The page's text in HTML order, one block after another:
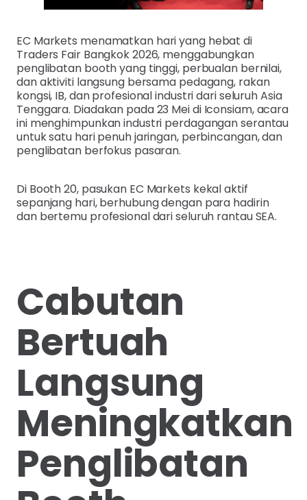
EC Markets menamatkan hari yang hebat di
Traders Fair Bangkok 2026, menggabungkan
penglibatan booth yang tinggi, perbualan bernilai,
dan aktiviti langsung bersama pedagang, rakan
kongsi, IB, dan profesional industri dari seluruh Asia
Tenggara. Diadakan pada 23 Mei di Iconsiam, acara
ini menghimpunkan industri perdagangan serantau
untuk satu hari penuh jaringan, perbincangan, dan
penglibatan berfokus pasaran.
Di Booth 20, pasukan EC Markets kekal aktif
sepanjang hari, berhubung dengan para hadirin
dan bertemu profesional dari seluruh rantau SEA.
Cabutan
Bertuah
Langsung
Meningkatkan
Penglibatan